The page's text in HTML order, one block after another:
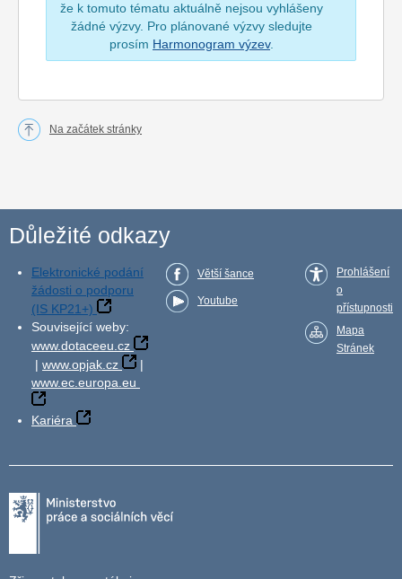
že k tomuto tématu aktuálně nejsou vyhlášeny
žádné výzvy. Pro plánované výzvy sledujte
prosím Harmonogram výzev.
Na začátek stránky
Důležité odkazy
Elektronické podání
žádosti o podporu
(IS KP21+)
Související weby:
www.dotaceeu.cz
| www.opjak.cz
|
www.ec.europa.eu
Kariéra
Větší šance
Youtube
Prohlášení
o
přístupnosti
Mapa
Stránek